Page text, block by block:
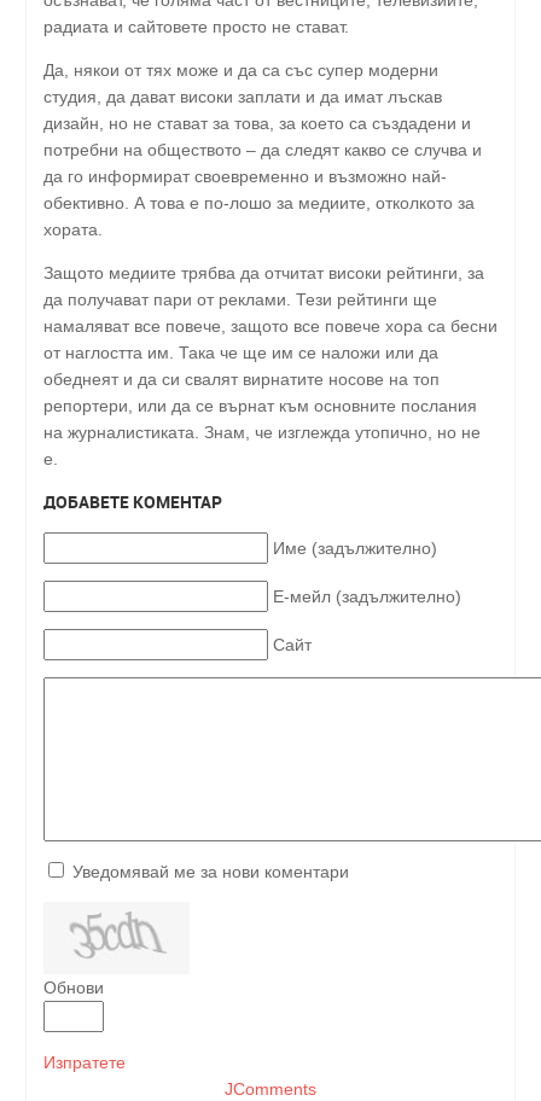
радиата и сайтовете просто не стават.
Да, някои от тях може и да са със супер модерни
студия, да дават високи заплати и да имат лъскав
дизайн, но не стават за това, за което са създадени и
потребни на обществото – да следят какво се случва и
да го информират своевременно и възможно най-
обективно. А това е по-лошо за медиите, отколкото за
хората.
Защото медиите трябва да отчитат високи рейтинги, за
да получават пари от реклами. Тези рейтинги ще
намаляват все повече, защото все повече хора са бесни
от наглостта им. Така че ще им се наложи или да
обеднеят и да си свалят вирнатите носове на топ
репортери, или да се върнат към основните послания
на журналистиката. Знам, че изглежда утопично, но не
е.
ДОБАВЕТЕ КОМЕНТАР
Име (задължително)
Е-мейл (задължително)
Сайт
Уведомявай ме за нови коментари
Обнови
Изпратете
JComments